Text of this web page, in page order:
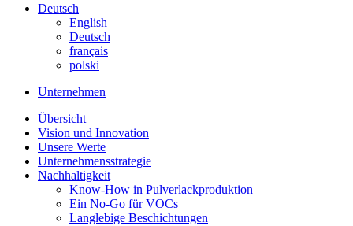
Deutsch
English
Deutsch
français
polski
Unternehmen
Übersicht
Vision und Innovation
Unsere Werte
Unternehmensstrategie
Nachhaltigkeit
Know-How in Pulverlackproduktion
Ein No-Go für VOCs
Langlebige Beschichtungen